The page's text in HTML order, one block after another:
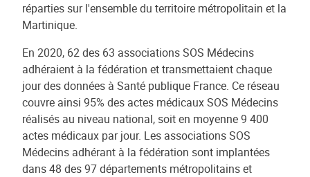
réparties sur l'ensemble du territoire métropolitain et la
Martinique.
En 2020, 62 des 63 associations SOS Médecins
adhéraient à la fédération et transmettaient chaque
jour des données à Santé publique France. Ce réseau
couvre ainsi 95% des actes médicaux SOS Médecins
réalisés au niveau national, soit en moyenne 9 400
actes médicaux par jour. Les associations SOS
Médecins adhérant à la fédération sont implantées
dans 48 des 97 départements métropolitains et